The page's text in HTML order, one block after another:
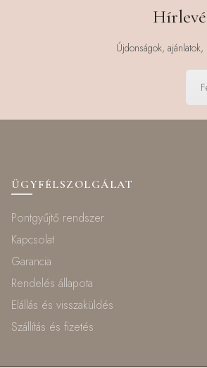
Újdonságok,
ÜGYFÉLSZOLGÁLAT
Pontgyűjtő rendszer
Kapcsolat
Garancia
Rendelés állapota
Elállás és visszaküldés
Szállítás és fizetés